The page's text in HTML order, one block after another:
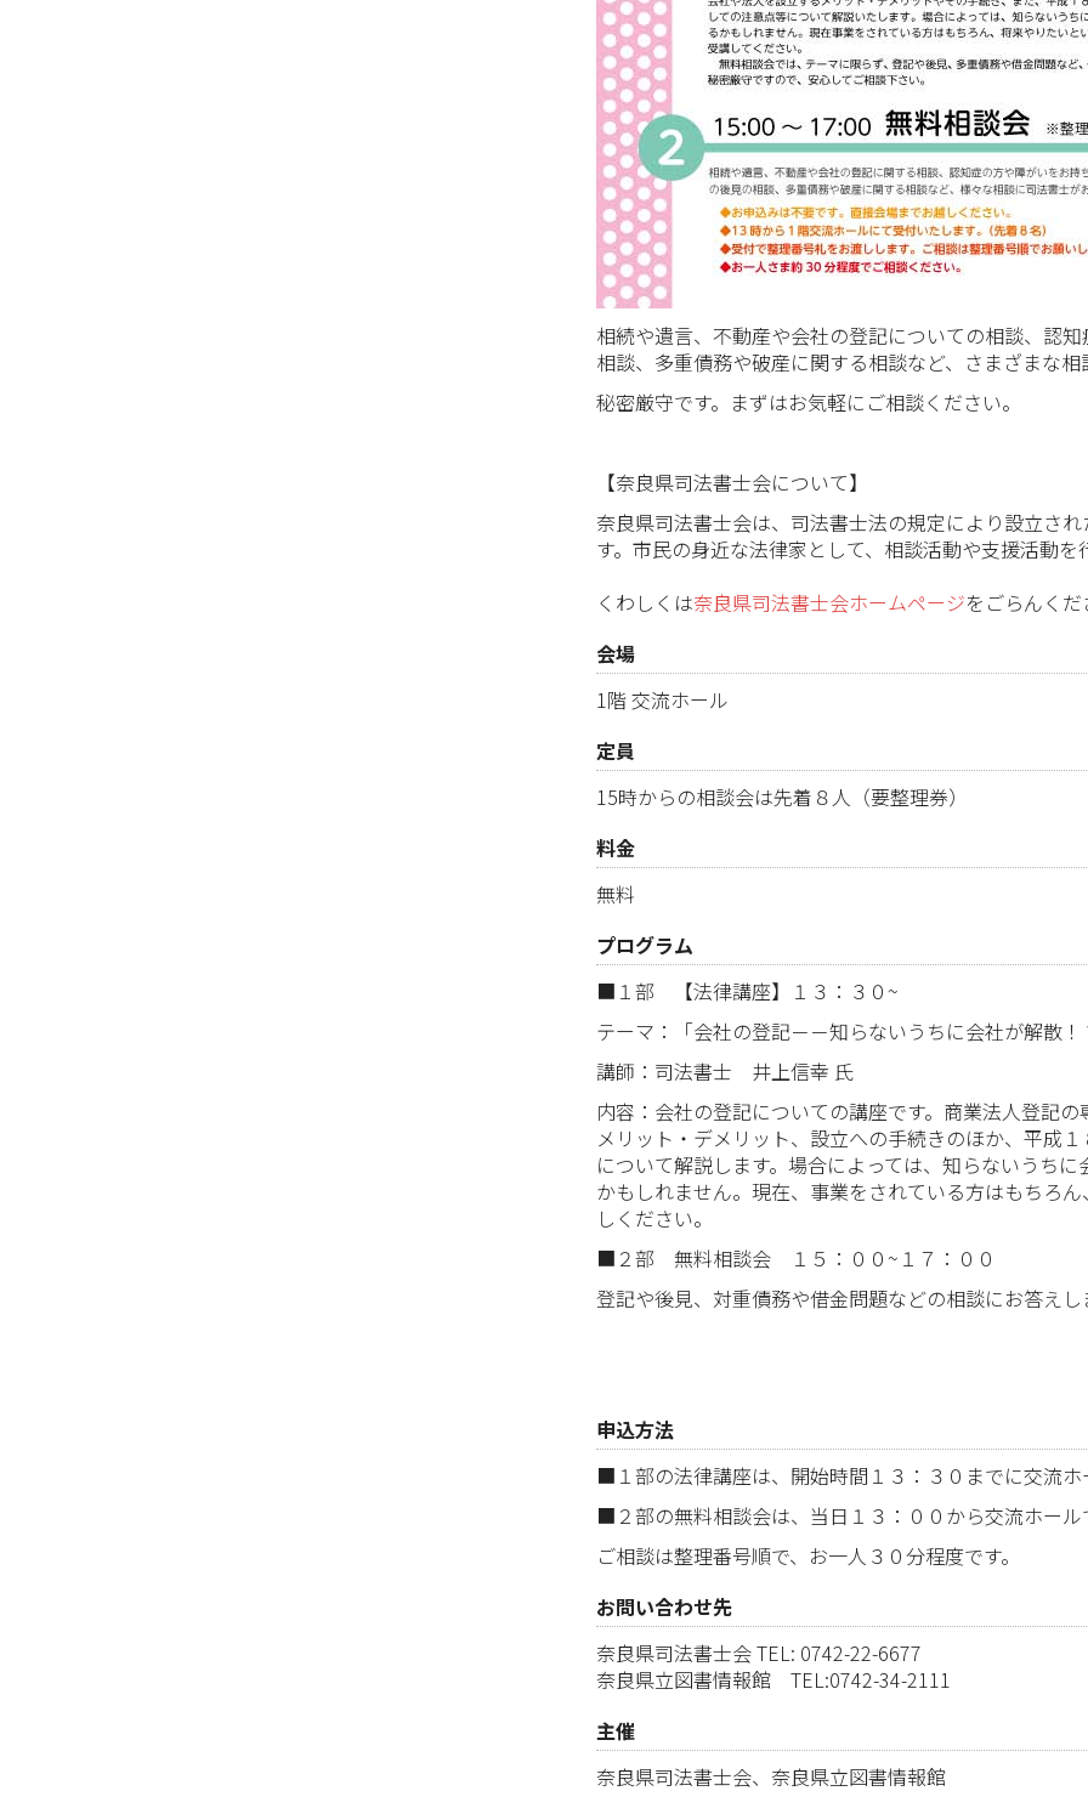
相続や遺言、不動産や会社の登記についての相談、認
相談、多重債務や破産に関する相談など、さまざまな相
秘密厳守です。まずはお気軽にご相談ください。
【奈良県司法書士会について】
奈良県司法書士会は、司法書士法の規定により設立さ
す。市民の身近な法律家として、相談活動や支援活動を
くわしくは奈良県司法書士会ホームページをごらんくだ
会場
1階 交流ホール
定員
15時からの相談会は先着８人（要整理券）
料金
無料
プログラム
■１部 【法律講座】１３：３０~
テーマ：「会社の登記－－知らないうちに会社が解散！
講師：司法書士 井上信幸 氏
内容：会社の登記についての講座です。商業法人登記
メリット・デメリット、設立への手続きのほか、平成
について解説します。場合によっては、知らないうち
かもしれません。現在、事業をされている方はもちろ
しください。
■２部 無料相談会 １５：００~１７：００
登記や後見、対重債務や借金問題などの相談にお答え
申込方法
■１部の法律講座は、開始時間１３：３０までに交流ホ
■２部の無料相談会は、当日１３：００から交流ホール
ご相談は整理番号順で、お一人３０分程度です。
お問い合わせ先
奈良県司法書士会 TEL: 0742-22-6677
奈良県立図書情報館 TEL:0742-34-2111
主催
奈良県司法書士会、奈良県立図書情報館